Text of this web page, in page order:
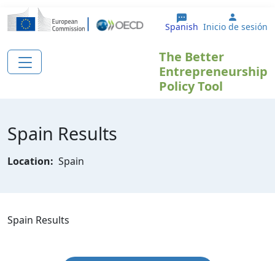
Pasar al contenido principal
Spanish User
Inicio de sesión
The Better
Entrepreneurship
Policy Tool
Spain Results
Location: Spain
Spain Results